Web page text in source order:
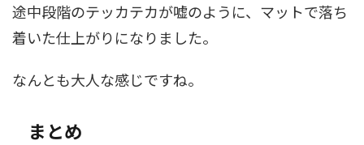
途中段階のテッカテカが嘘のように、マットで落ち
着いた仕上がりになりました。
なんとも大人な感じですね。
まとめ